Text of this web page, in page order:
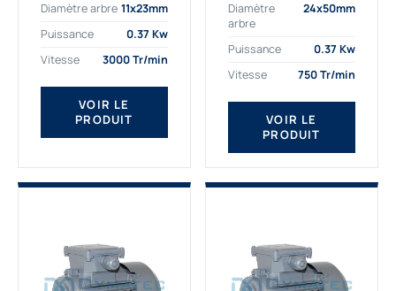
adaptée à tous types
de machines. Le
triphasé 0.37Kw Gamak
à...
Diamètre arbre 11x23mm
Puissance
0.37 Kw
Vitesse
3000 Tr/min
VOIR LE
PRODUIT
aux applications
sévères. Nous
déterminons,
fournissons
des moteurs
asynchrones depuis de
nombreuses années....
Diamètre
arbre
24x50mm
Puissance
0.37 Kw
Vitesse
750 Tr/min
VOIR LE
PRODUIT